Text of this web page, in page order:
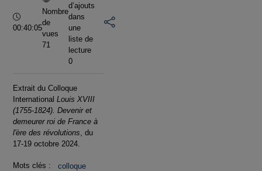
Durée :
00:40:05
Nombre
de
vues
71
d’ajouts
dans
une
liste de
lecture
0
Extrait du Colloque
International Louis XVIII
(1755-1824). Devenir et
demeurer roi de France à
l'ère des révolutions , du
17-19 octobre 2024.
Mots clés :
colloque